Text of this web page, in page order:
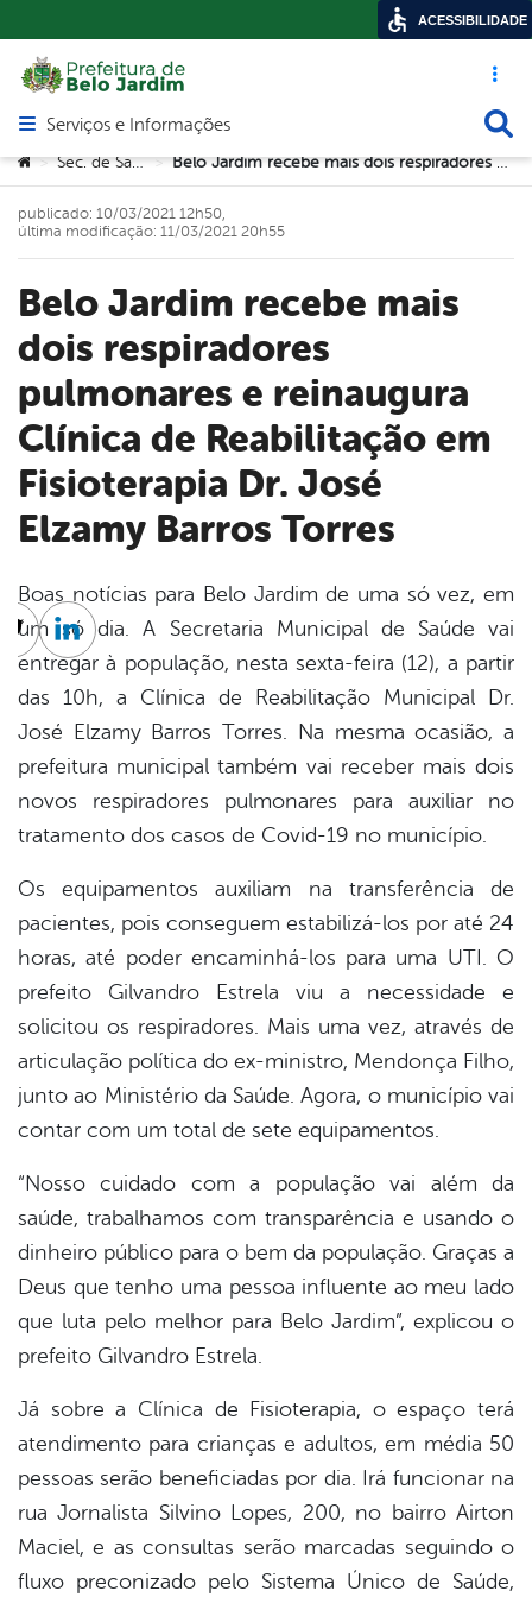
Acesso
Abrir menu principal de navegação
Serviços e Informações
Você está aqui:
> Sec. de Saúde > Belo Jardim recebe mais dois respiradores pulmonares e reinaugura Clínica de Reabilitação em Fisioterapia Dr. José Elzamy Barros Torres
Belo Jardim recebe mais
dois respiradores
pulmonares e reinaugura
Clínica de Reabilitação em
Fisioterapia Dr. José
Elzamy Barros Torres
publicado: 10/03/2021 12h50,
última modificação: 11/03/2021 20h55
Boas notícias para Belo Jardim de uma só vez, em
um só dia. A Secretaria Municipal de Saúde vai
entregar à população, nesta sexta-feira (12), a partir
das 10h, a Clínica de Reabilitação Municipal Dr.
José Elzamy Barros Torres. Na mesma ocasião, a
prefeitura municipal também vai receber mais dois
novos respiradores pulmonares para auxiliar no
tratamento dos casos de Covid-19 no município.
Os equipamentos auxiliam na transferência de
pacientes, pois conseguem estabilizá-los por até 24
horas, até poder encaminhá-los para uma UTI. O
prefeito Gilvandro Estrela viu a necessidade e
solicitou os respiradores. Mais uma vez, através de
articulação política do ex-ministro, Mendonça Filho,
junto ao Ministério da Saúde. Agora, o município vai
contar com um total de sete equipamentos.
“Nosso cuidado com a população vai além da
saúde, trabalhamos com transparência e usando o
dinheiro público para o bem da população. Graças a
Deus que tenho uma pessoa influente ao meu lado
que luta pelo melhor para Belo Jardim”, explicou o
prefeito Gilvandro Estrela.
Já sobre a Clínica de Fisioterapia, o espaço terá
atendimento para crianças e adultos, em média 50
pessoas serão beneficiadas por dia. Irá funcionar na
rua Jornalista Silvino Lopes, 200, no bairro Airton
Maciel, e as consultas serão marcadas seguindo o
fluxo preconizado pelo Sistema Único de Saúde,
TwitterLinkedin
ACESSIBILIDADE